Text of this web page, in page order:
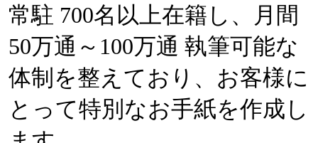
常駐 700名以上在籍し、月間
50万通～100万通 執筆可能な
体制を整えており、お客様に
とって特別なお手紙を作成し